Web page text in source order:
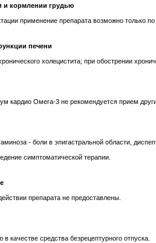
и кормлении грудью
применение препарата возможно только
печени
холецистита; при обострении
кардио Омега-3 не рекомендуется прием
- боли в эпигастральной области,
симптоматической терапии.
препарата не предоставлены.
качестве средства безрецептурного отпуска.